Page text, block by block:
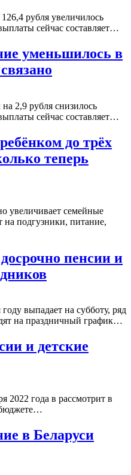
рубля увеличилось
сейчас составляет…
уменьшилось в
2,9 рубля снизилось
сейчас составляет…
до трёх
теперь
увеличивает семейные
на подгузники, питание,
пенсии и
выпадает на субботу, ряд
на праздничный график…
и детские
2022 года в рассмотрит в
бюджете…
в Беларуси